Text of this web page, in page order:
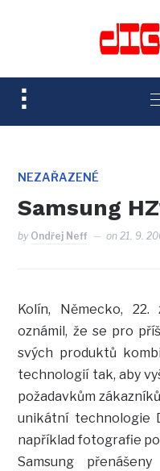
TOGGLE
SIDEBAR
NAVIGATION
NEZAŘAZENÉ
Samsung
by Ondřej Neff on21. 9.
Kolín, Německo,
oznámil, že se pro
svých produktů
technologií tak, aby
požadavkům
unikátní technologie
například fotografie
Samsung